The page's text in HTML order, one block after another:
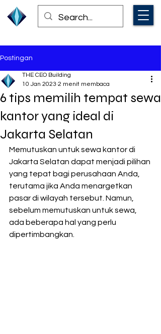
Postingan
6 tips memilih tempat sewa
kantor yang ideal di
Jakarta Selatan
THE CEO Building
10 Jan 2023 2 menit membaca
Memutuskan untuk sewa kantor di
Jakarta Selatan dapat menjadi pilihan
yang tepat bagi perusahaan Anda,
terutama jika Anda menargetkan
pasar di wilayah tersebut. Namun,
sebelum memutuskan untuk sewa,
ada beberapa hal yang perlu
dipertimbangkan.